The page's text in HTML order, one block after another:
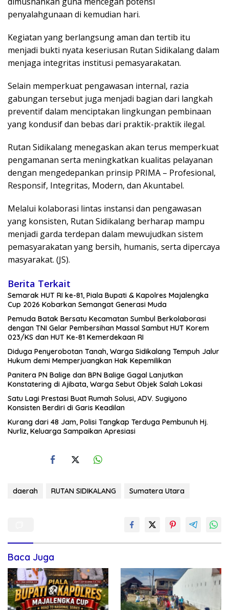
penyalahgunaan di kemudian hari.
Kegiatan yang berlangsung aman dan tertib itu
menjadi bukti nyata keseriusan Rutan Sidikalang dalam
menjaga integritas institusi pemasyarakatan.
Selain memperkuat pengawasan internal, razia
gabungan tersebut juga menjadi bagian dari langkah
preventif dalam menciptakan lingkungan pembinaan
yang kondusif dan bebas dari praktik-praktik ilegal.
Rutan Sidikalang menegaskan akan terus memperkuat
pengamanan serta meningkatkan kualitas pelayanan
dengan mengedepankan prinsip PRIMA – Profesional,
Responsif, Integritas, Modern, dan Akuntabel.
Melalui kolaborasi lintas instansi dan pengawasan
yang konsisten, Rutan Sidikalang berharap mampu
menjadi garda terdepan dalam mewujudkan sistem
pemasyarakatan yang bersih, humanis, serta dipercaya
masyarakat. (JS).
Berita Terkait
Semarak HUT RI ke-81, Piala Bupati & Kapolres Majalengka
Cup 2026 Kobarkan Semangat Generasi Muda
Pemuda Batak Bersatu Kecamatan Sumbul Berkolaborasi
dengan TNI Gelar Pembersihan Massal Sambut HUT Korem
023/KS dan HUT Ke-81 Kemerdekaan RI
Diduga Penyerobotan Tanah, Warga Sidikalang Tempuh Jalur
Hukum demi Memperjuangkan Hak Kepemilikan
Panitera PN Balige dan BPN Balige Gagal Lanjutkan
Konstatering di Ajibata, Warga Sebut Objek Salah Lokasi
Satu Lagi Prestasi Buat Rumah Solusi, ADV. Sugiyono
Konsisten Berdiri di Garis Keadilan
Kurang dari 48 Jam, Polisi Tangkap Terduga Pembunuh Hj.
Nurliz, Keluarga Sampaikan Apresiasi
daerah RUTAN SIDIKALANG Sumatera Utara
Baca Juga